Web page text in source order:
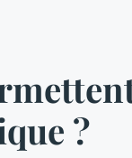
?